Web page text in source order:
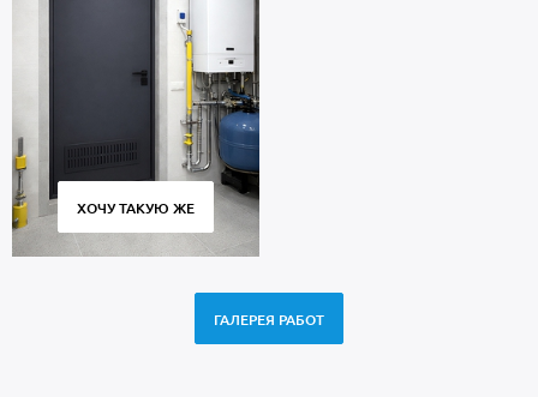
ХОЧУ ТАКУЮ ЖЕ
ГАЛЕРЕЯ РАБОТ